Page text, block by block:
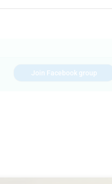
Join Facebook group